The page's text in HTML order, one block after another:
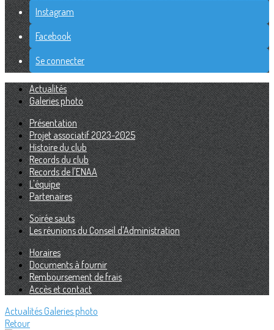
Instagram
Facebook
Se connecter
Actualités
Galeries photo
Présentation
Projet associatif 2023-2025
Histoire du club
Records du club
Records de l'ENAA
L'équipe
Partenaires
Soirée sauts
Les réunions du Conseil d'Administration
Horaires
Documents à fournir
Remboursement de frais
Accès et contact
Actualités Galeries photo
Retour